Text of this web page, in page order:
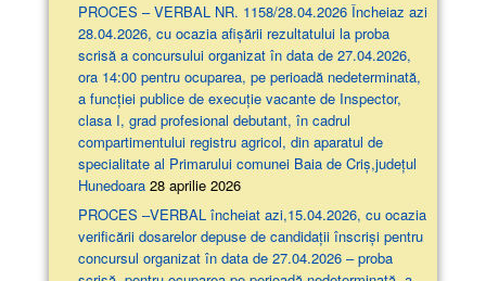
PROCES – VERBAL NR. 1158/28.04.2026 Încheiaz azi
28.04.2026, cu ocazia afişării rezultatului la proba
scrisă a concursului organizat în data de 27.04.2026,
ora 14:00 pentru ocuparea, pe perioadă nedeterminată,
a funcției publice de execuție vacante de Inspector,
clasa I, grad profesional debutant, în cadrul
compartimentului registru agricol, din aparatul de
specialitate al Primarului comunei Baia de Criș,județul
Hunedoara 28 aprilie 2026
PROCES –VERBAL încheiat azi,15.04.2026, cu ocazia
verificării dosarelor depuse de candidații înscriși pentru
concursul organizat în data de 27.04.2026 – proba